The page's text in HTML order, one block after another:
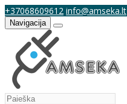
+37068609612 info@amseka.lt
Navigacija